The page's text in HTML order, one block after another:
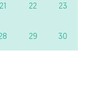
21 22 23
29 30